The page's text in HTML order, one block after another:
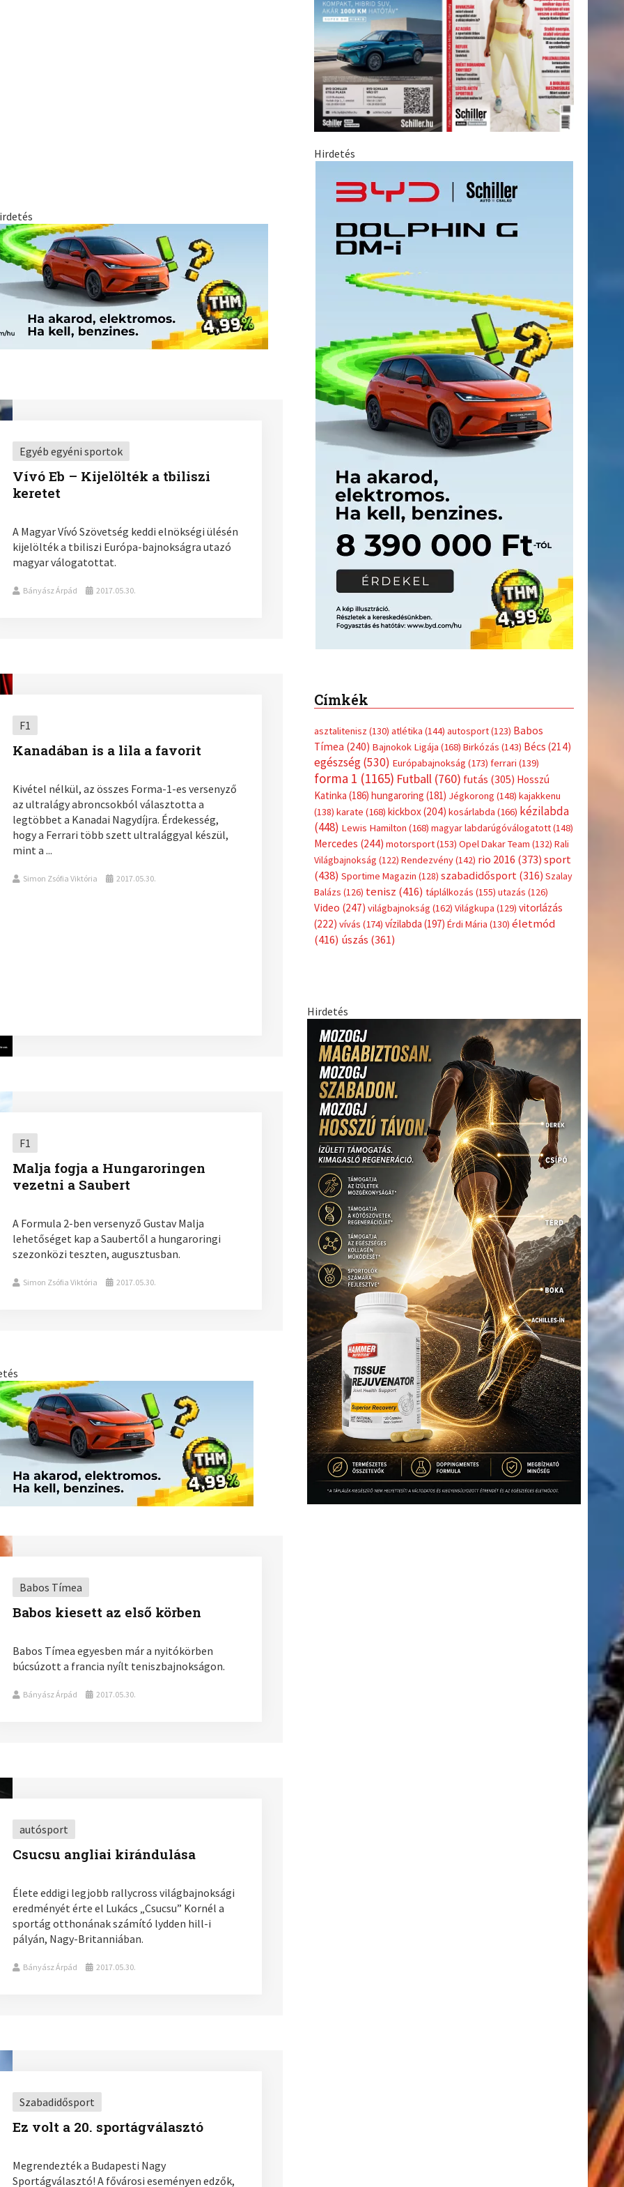
Egyéb egyéni sportok
Vívó Eb – Kijelölték a tbiliszi
keretet
A Magyar Vívó Szövetség keddi elnökségi ülésén
kijelölték a tbiliszi Európa-bajnokságra utazó
magyar válogatottat.
Bányász Árpád 2017.05.30.
F1
Kanadában is a lila a favorit
Kivétel nélkül, az összes Forma-1-es versenyző
az ultralágy abroncsokból választotta a
legtöbbet a Kanadai Nagydíjra. Érdekesség,
hogy a Ferrari több szett ultralággyal készül,
mint a ...
Simon Zsófia Viktória 2017.05.30.
F1
Malja fogja a Hungaroringen
vezetni a Saubert
A Formula 2-ben versenyző Gustav Malja
lehetőséget kap a Saubertől a hungaroringi
szezonközi teszten, augusztusban.
Simon Zsófia Viktória 2017.05.30.
Babos Tímea
Babos kiesett az első körben
Babos Tímea egyesben már a nyitókörben
búcsúzott a francia nyílt teniszbajnokságon.
Bányász Árpád 2017.05.30.
autósport
Csucsu angliai kirándulása
Élete eddigi legjobb rallycross világbajnoksági
eredményét érte el Lukács „Csucsu” Kornél a
sportág otthonának számító lydden hill-i
pályán, Nagy-Britanniában.
Bányász Árpád 2017.05.30.
Szabadidősport
Ez volt a 20. sportágválasztó
Megrendezték a Budapesti Nagy
Sportágválasztó! A fővárosi eseményen edzők,
Hirdetés
Címkék
asztalitenisz (130) atlétika (144) autosport(123) Babos
Tímea (240) Bajnokok Ligája (168) Birkózás (143) Bécs (214)
egészség(530) Európabajnokság (173) ferrari (139)
forma 1 (1165) Futball (760) futás (305) Hosszú
Katinka (186) hungaroring (181) Jégkorong (148) kajakkenu
(138) karate (168) kickbox(204) kosárlabda (166) kézilabda
(448) Lewis Hamilton (168) magyar labdarúgóválogatott(148)
Mercedes (244) motorsport(153) Opel Dakar Team (132) Rali
Világbajnokság (122) Rendezvény(142) rio 2016 (373) sport
(438) Sportime Magazin (128) szabadidősport (316) Szalay
Balázs (126) tenisz (416) táplálkozás (155) utazás (126)
Video (247) világbajnokság (162) Világkupa (129) vitorlázás
(222) vívás (174) vízilabda (197) Érdi Mária (130) életmód
(416) úszás (361)
Hirdetés